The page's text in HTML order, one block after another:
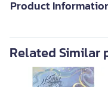
Product
Related Similar